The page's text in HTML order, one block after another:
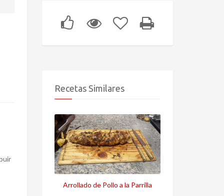
Recetas Similares
Arrollado de Pollo a la Parrilla